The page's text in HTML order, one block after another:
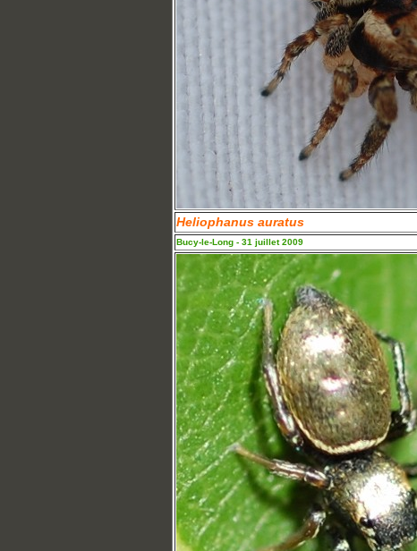
Heliophanus auratus
Bucy-le-Long - 31 juillet 2009